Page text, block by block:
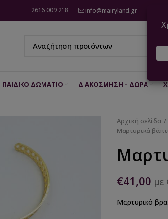
2616 009 218 info@mairyland.gr
ΠΑΙΔΙΚΌ ΔΩΜΆΤΙΟ ΔΙΑΚΌΣΜΗΣΗ – ΔΏΡΑ
Αρχική σελίδα
Μαρτυρικά
€41,00 με
Μαρτυρικό